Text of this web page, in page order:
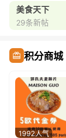
美食天下
29条新帖
积分商城
1992人气